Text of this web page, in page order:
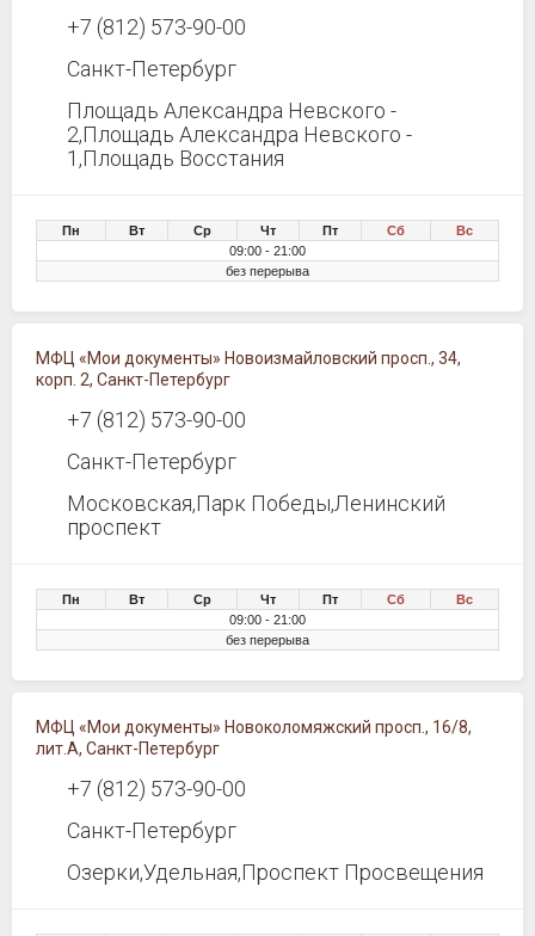
+7 (812) 573-90-00
Санкт-Петербург
Площадь Александра Невского -
2,Площадь Александра Невского -
1,Площадь Восстания
Пн Вт Ср Чт Пт Сб
Вс
09:00 - 21:00
без перерыва
МФЦ «Мои документы» Новоизмайловский просп., 34,
корп. 2, Санкт-Петербург
+7 (812) 573-90-00
Санкт-Петербург
Московская,Парк Победы,Ленинский
проспект
Пн Вт Ср Чт Пт Сб
Вс
09:00 - 21:00
без перерыва
МФЦ «Мои документы» Новоколомяжский просп., 16/8,
лит.А, Санкт-Петербург
+7 (812) 573-90-00
Санкт-Петербург
Озерки,Удельная,Проспект Просвещения